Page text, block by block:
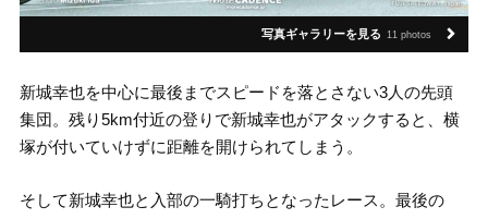
写真ギャラリーを見る 11 photos
新城幸也を中心に最後までスピードを落とさない3人の先頭
集団。残り5km付近の登りで新城幸也がアタックすると、横
塚が付いていけずに距離を開けられてしまう。
そして新城幸也と入部の一騎打ちとなったレース。最後の